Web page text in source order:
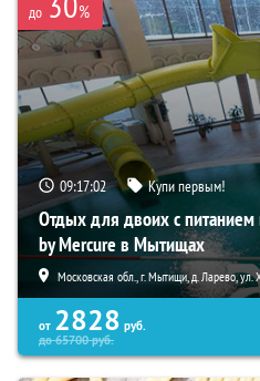
до %
09:17:01 Купи первым!
Отдых для двоих с питанием
by Mercure в Мытищах
Московская обл., г. Мытищи, д. Ларево, ул.
от 2828 руб.
до65700руб.